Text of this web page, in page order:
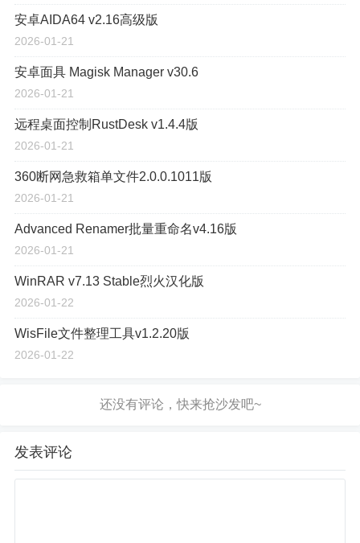
安卓AIDA64 v2.16高级版
2026-01-21
安卓面具 Magisk Manager v30.6
2026-01-21
远程桌面控制RustDesk v1.4.4版
2026-01-21
360断网急救箱单文件2.0.0.1011版
2026-01-21
Advanced Renamer批量重命名v4.16版
2026-01-21
WinRAR v7.13 Stable烈火汉化版
2026-01-22
WisFile文件整理工具v1.2.20版
2026-01-22
发表评论